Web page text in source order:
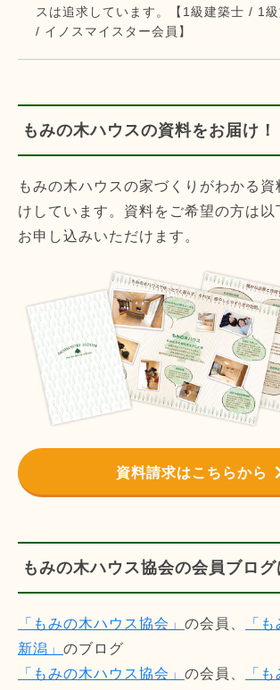
スは追求しています。【1級建築士 / 1
/ イノスマイスター会員】
もみの木ハウスの資料をお届け！
もみの木ハウスの家づくりがわかる資
けしています。資料をご希望の方は以
お申し込みいただけます。
資料請求はこちらから
もみの木ハウス協会の会員ブログ
「もみの木ハウス協会」 の会員、
「
新潟」 のブログ
「もみの木ハウス協会」 の会員、
「